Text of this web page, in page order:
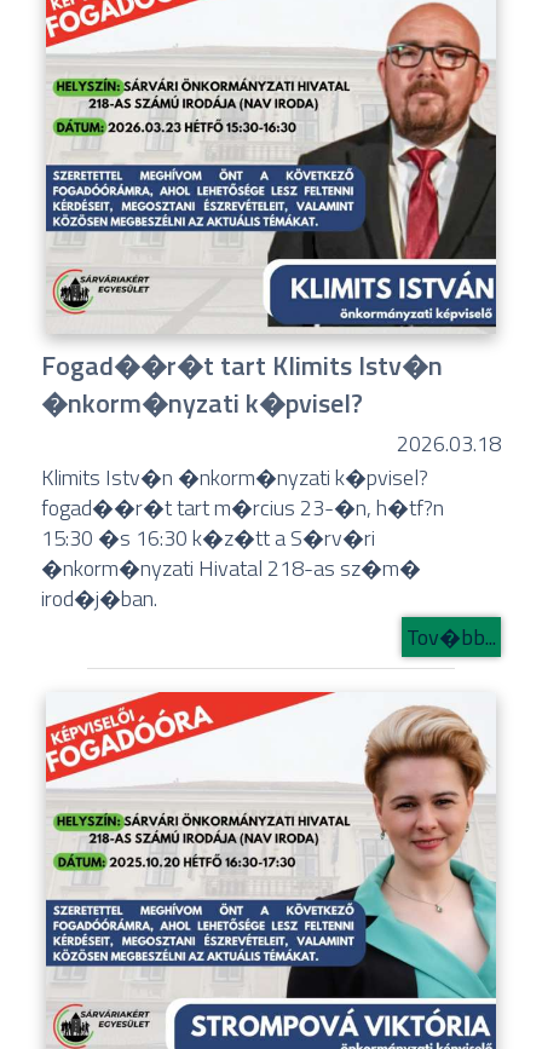
Fogad��r�t tart Klimits Istv�n
�nkorm�nyzati k�pvisel?
2026.03.18
Klimits Istv�n �nkorm�nyzati k�pvisel?
fogad��r�t tart m�rcius 23-�n, h�tf?n
15:30 �s 16:30 k�z�tt a S�rv�ri
�nkorm�nyzati Hivatal 218-as sz�m�
irod�j�ban.
Tov�bb...